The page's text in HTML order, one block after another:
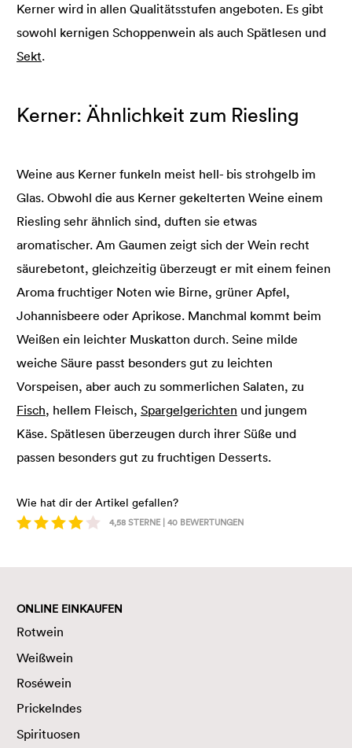
Kerner wird in allen Qualitätsstufen angeboten. Es gibt
sowohl kernigen Schoppenwein als auch Spätlesen und
Sekt.
Kerner: Ähnlichkeit zum Riesling
Weine aus Kerner funkeln meist hell- bis strohgelb im
Glas. Obwohl die aus Kerner gekelterten Weine einem
Riesling sehr ähnlich sind, duften sie etwas
aromatischer. Am Gaumen zeigt sich der Wein recht
säurebetont, gleichzeitig überzeugt er mit einem feinen
Aroma fruchtiger Noten wie Birne, grüner Apfel,
Johannisbeere oder Aprikose. Manchmal kommt beim
Weißen ein leichter Muskatton durch. Seine milde
weiche Säure passt besonders gut zu leichten
Vorspeisen, aber auch zu sommerlichen Salaten, zu
Fisch, hellem Fleisch, Spargelgerichten und jungem
Käse. Spätlesen überzeugen durch ihrer Süße und
passen besonders gut zu fruchtigen Desserts.
Wie hat dir der Artikel gefallen?
4,58STERNE | 40 BEWERTUNGEN
ONLINE EINKAUFEN
Rotwein
Weißwein
Roséwein
Prickelndes
Spirituosen